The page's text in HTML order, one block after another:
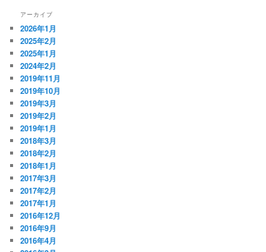
アーカイブ
2026年1月
2025年2月
2025年1月
2024年2月
2019年11月
2019年10月
2019年3月
2019年2月
2019年1月
2018年3月
2018年2月
2018年1月
2017年3月
2017年2月
2017年1月
2016年12月
2016年9月
2016年4月